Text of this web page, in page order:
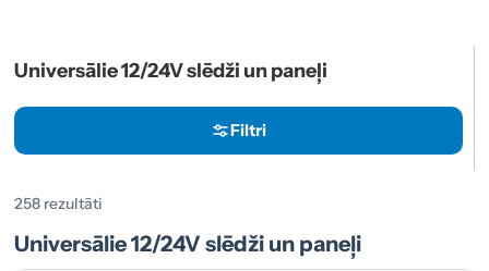
Universālie 12/24V slēdži un paneļi
Filtri
258 rezultāti
Universālie 12/24V slēdži un paneļi